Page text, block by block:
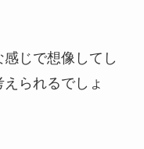
じで想像してし
られるでしょ